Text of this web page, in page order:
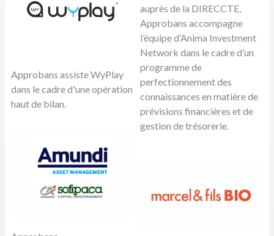
Approbans assisteWyPlay
dans le cadre d'une opération
haut de bilan.
auprès de la DIRECCTE,
Approbans accompagne
l’équipe d’Anima Investment
Network dans le cadre d’un
programme de
perfectionnement des
connaissances en matière de
prévisions financières et de
gestion de trésorerie.